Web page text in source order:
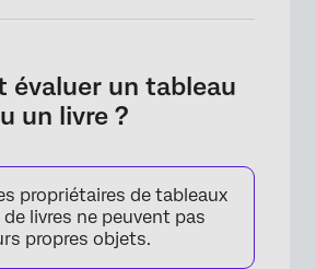
évaluer un tableau
un livre ?
propriétaires de tableaux
livres ne peuvent pas
propres objets.